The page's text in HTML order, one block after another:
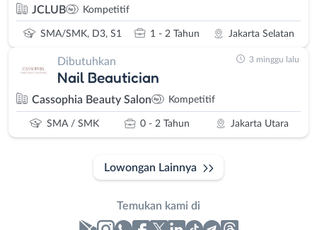
JCLUB Kompetitif
SMA/SMK, D3, S1 1 - 2 Tahun Jakarta Selatan
Dibutuhkan
Nail Beautician
Cassophia Beauty Salon Kompetitif
SMA / SMK 0 - 2 Tahun Jakarta Utara
3 minggu lalu
Lowongan Lainnya
Temukan kami di